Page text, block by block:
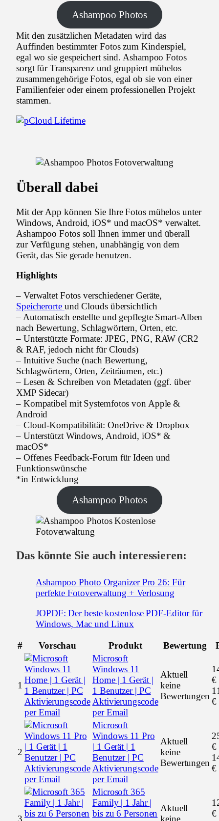
Ashampoo Photos
Mit den zusätzlichen Metadaten wird das
Auffinden bestimmter Fotos zum Kinderspiel,
egal wo sie gespeichert sind. Ashampoo Fotos
sorgt für Transparenz und gruppiert mühelos
zusammengehörige Fotos, egal ob sie von einer
Familienfeier oder einem professionellen Projekt
stammen.
Überall dabei
Mit der App können Sie Ihre Fotos mühelos unter
Windows, Android, iOS* und macOS* verwaltet.
Ashampoo Fotos soll Ihnen immer und überall
zur Verfügung stehen, unabhängig von dem
Gerät, das Sie gerade benutzen.
Highlights
– Verwaltet Fotos verschiedener Geräte,
Speicherorte und Clouds übersichtlich
– Automatisch erstellte und gepflegte Smart-Alben
nach Bewertung, Schlagwörtern, Orten, etc.
– Unterstützte Formate: JPEG, PNG, RAW (CR2
& RAF, jedoch nicht für Clouds)
– Intuitive Suche (nach Bewertung,
Schlagwörtern, Orten, Zeiträumen, etc.)
– Lesen & Schreiben von Metadaten (ggf. über
XMP Sidecar)
– Kompatibel mit Systemfotos von Apple &
Android
– Cloud-Kompatibilität: OneDrive & Dropbox
– Unterstützt Windows, Android, iOS* &
macOS*
– Offenes Feedback-Forum für Ideen und
Funktionswünsche
*in Entwicklung
Ashampoo Photos
Das könnte Sie auch interessieren:
Ashampoo Photo Organizer Pro 26: Für
perfekte Fotoverwaltung + Verlosung
JOPDF: Der beste kostenlose PDF-Editor für
Windows, Mac und Linux
# Vorschau Produkt Bewertung
1
Microsoft
Windows 11
Home | 1 Gerät |
1 Benutzer | PC
Aktivierungscode
per Email
Aktuell
keine
Bewertungen
€
€
2
Microsoft
Windows 11 Pro
| 1 Gerät | 1
Benutzer | PC
Aktivierungscode
per Email
Aktuell
keine
Bewertungen
€
€
Microsoft 365
Family | 1 Jahr |
bis zu 6 Personen
Aktuell
€